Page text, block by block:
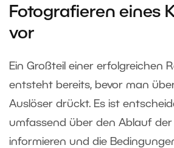
Fotografieren eines
vor
Ein Großteil einer erfolgreichen
entsteht bereits, bevor man
Auslöser drückt. Es ist
umfassend über den Ablauf
informieren und die